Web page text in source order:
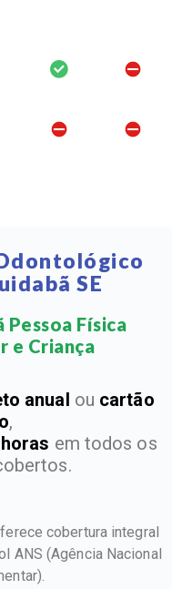
SE
Física
e Criança​
anual ou cartão
,
em todos os
cobertura integral
ANS(Agência Nacional